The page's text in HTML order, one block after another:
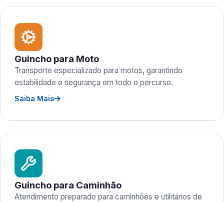
Guincho para Moto
Transporte especializado para motos, garantindo
estabilidade e segurança em todo o percurso.
Saiba Mais
Guincho para Caminhão
Atendimento preparado para caminhões e utilitários de